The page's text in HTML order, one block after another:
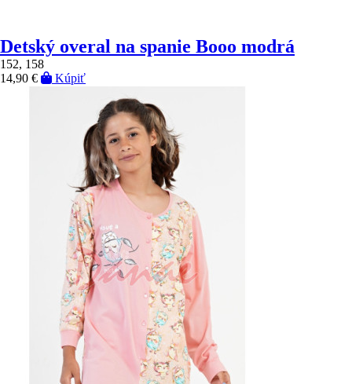
Detský overal na spanie Booo modrá
152, 158
14,90 €
Kúpiť